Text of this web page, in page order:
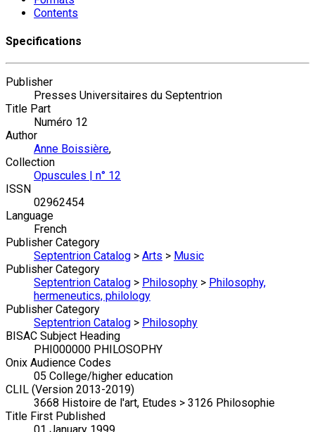
Contents
Specifications
Publisher
Presses Universitaires du Septentrion
Title Part
Numéro 12
Author
Anne Boissière,
Collection
Opuscules | n° 12
ISSN
02962454
Language
French
Publisher Category
Septentrion Catalog > Arts > Music
Publisher Category
Septentrion Catalog > Philosophy > Philosophy,
hermeneutics, philology
Publisher Category
Septentrion Catalog > Philosophy
BISAC Subject Heading
PHI000000 PHILOSOPHY
Onix Audience Codes
05 College/higher education
CLIL (Version 2013-2019)
3668 Histoire de l'art, Etudes > 3126 Philosophie
Title First Published